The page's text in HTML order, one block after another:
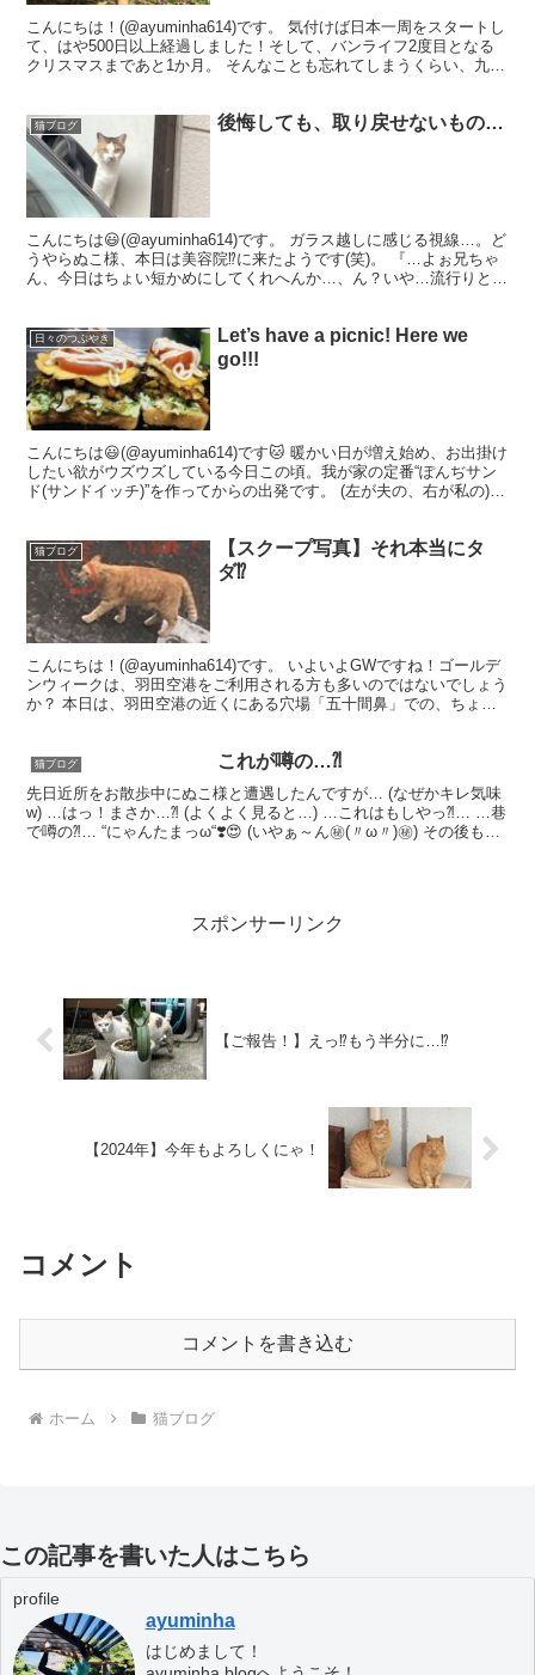
こんにちは！(@ayuminha614)です。 気付けば日本一周をスタートし
て、はや500日以上経過しました！そして、バンライフ2度目となる
クリスマスまであと1か月。 そんなことも忘れてしまうくらい、九州
猫ブログ 後悔しても、取り戻せないもの…
こんにちは😃(@ayuminha614)です。 ガラス越しに感じる視線…。ど
うやらぬこ様、本日は美容院⁉︎に来たようです(笑)。 『…よぉ兄ちゃ
ん、今日はちょい短かめにしてくれへんか…、ん？いや…流行りとか
日々のつぶやき
Let’s have a picnic! Here we
go!!!
こんにちは😃(@ayuminha614)です🐱 暖かい日が増え始め、お出掛け
したい欲がウズウズしている今日この頃。我が家の定番“ぽんぢサン
ド(サンドイッチ)”を作ってからの出発です。 (左が夫の、右が私の)
猫ブログ
【スクープ写真】それ本当にタ
ダ⁉︎
こんにちは！(@ayuminha614)です。 いよいよGWですね！ゴールデ
ンウィークは、羽田空港をご利用される方も多いのではないでしょう
か？ 本日は、羽田空港の近くにある穴場「五十間鼻」での、ちょっ
猫ブログ これが噂の…⁈
先日近所をお散歩中にぬこ様と遭遇したんですが… (なぜかキレ気味
w) …はっ！まさか…⁈ (よくよく見ると…) …これはもしやっ⁈… …巷
で噂の⁈… “にゃんたまっω“❣️😍 (いやぁ～ん㊙️(〃ω〃)㊙️) その後もぬ
スポンサーリンク
【ご報告！】えっ⁉︎もう半分に…⁉︎
【2024年】今年もよろしくにゃ！
コメント
コメントを書き込む
ホーム 猫ブログ
この記事を書いた人はこちら
profile
ayuminha
はじめまして！